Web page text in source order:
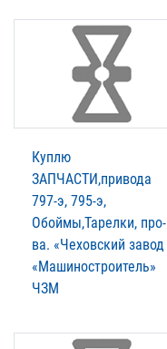
Куплю
ЗАПЧАСТИ,привода
797-э, 795-э,
Обоймы,Тарелки, про-
ва. «Чеховский завод
«Машиностроитель»
ЧЗМ